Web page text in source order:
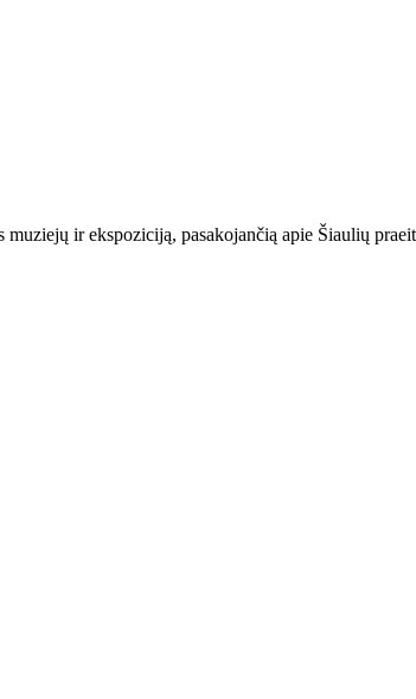
ir ekspoziciją, pasakojančią apie Šiaulių